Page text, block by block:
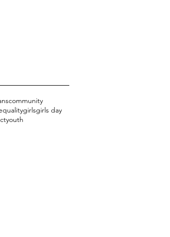
community
girlsgirls day
youth